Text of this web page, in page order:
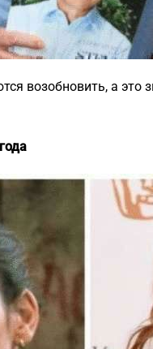
возобновить, а